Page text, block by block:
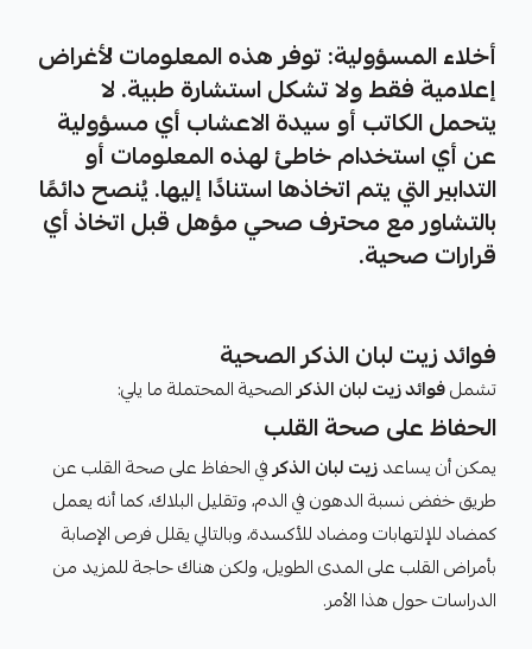
أخلاء المسؤولية: توفر هذه المعلومات لأغراض
إعلامية فقط ولا تشكل استشارة طبية. لا
يتحمل الكاتب أو سيدة الاعشاب أي مسؤولية
عن أي استخدام خاطئ لهذه المعلومات أو
التدابير التي يتم اتخاذها استنادًا إليها. يُنصح دائمًا
بالتشاور مع محترف صحي مؤهل قبل اتخاذ أي
قرارات صحية.
فوائد زيت لبان الذكر الصحية
تشملفوائد زيت لبان الذكرالصحية المحتملة ما يلي:
الحفاظ على صحة القلب
يمكن أن يساعدزيت لبان الذكرفي الحفاظ على صحة القلب عن
طريق خفض نسبة الدهون في الدم، وتقليل البلاك، كما أنه يعمل
كمضاد للإلتهابات ومضاد للأكسدة، وبالتالي يقلل فرص الإصابة
بأمراض القلب على المدى الطويل، ولكن هناك حاجة للمزيد من
الدراسات حول هذا الأمر.